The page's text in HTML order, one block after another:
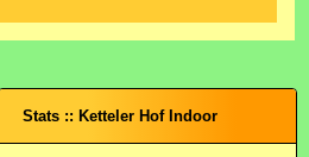
Stats :: Ketteler Hof Indoor